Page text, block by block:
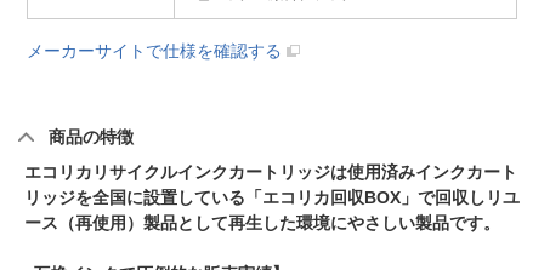
メーカーサイトで仕様を確認する
商品の特徴
エコリカリサイクルインクカートリッジは使用済みインクカート
リッジを全国に設置している「エコリカ回収BOX」で回収しリユ
ース（再使用）製品として再生した環境にやさしい製品です。